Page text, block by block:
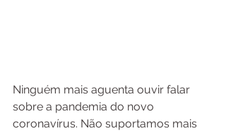
Ninguém mais aguenta ouvir falar
sobre a pandemia do novo
coronavírus. Não suportamos mais